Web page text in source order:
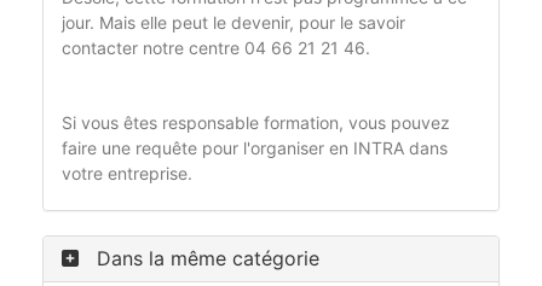
jour. Mais elle peut le devenir, pour le savoir
contacter notre centre 04 66 21 21 46.
Si vous êtes responsable formation, vous pouvez
faire une requête pour l'organiser en INTRA dans
votre entreprise.
Dans la même catégorie